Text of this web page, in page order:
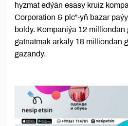
hyzmat edýän esasy kruiz
Corporation & plc”-yň bazar
boldy. Kompaniýa 12 milliondan
gatnatmak arkaly 18 milliondan
gazandy.